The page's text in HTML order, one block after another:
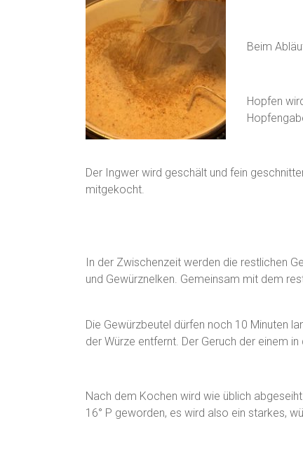
Beim
Hopfen
Der Ingwer wird geschält und fein
mitgekocht.
In der Zwischenzeit werden die restlichen
und Gewürznelken. Gemeinsam mit dem
Die Gewürzbeutel dürfen noch 10 Minuten
der Würze entfernt. Der Geruch der einem
Nach dem Kochen wird wie üblich
16° P geworden, es wird also ein starkes,